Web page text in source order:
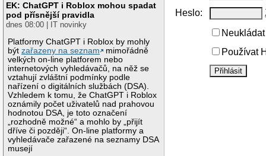
EK: ChatGPT i Roblox mohou spadat
pod přísnější pravidla
dnes 08:00 | IT novinky
Platformy ChatGPT i Roblox by mohly
býtzařazeny na seznam
mimořádně
velkých on-line platforem nebo
internetových vyhledávačů, na něž se
vztahují zvláštní podmínky podle
nařízení o digitálních službách (DSA).
Vzhledem k tomu, že ChatGPT i Roblox
oznámily počet uživatelů nad prahovou
hodnotou DSA, je toto označení
„rozhodně možné“ a mohlo by „přijít
dříve či později“. On-line platformy a
vyhledávače zařazené na seznamy DSA
musejí
Heslo:
Používat